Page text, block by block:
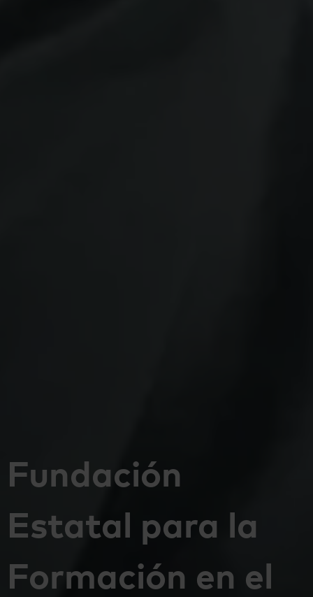
Fundación
Estatal para la
Formación en el